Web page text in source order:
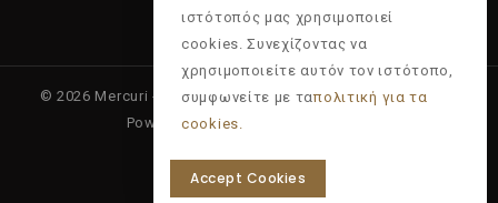
© 2026 Mercuri - Είδη κομμωτηρίου - Επώνυμα προϊόντα -
Powered & Supported by
ιστότοπός μας χρησιμοποιεί
cookies. Συνεχίζοντας να
χρησιμοποιείτε αυτόν τον ιστότοπο,
συμφωνείτε με ταπολιτική για τα
cookies.
Accept Cookies